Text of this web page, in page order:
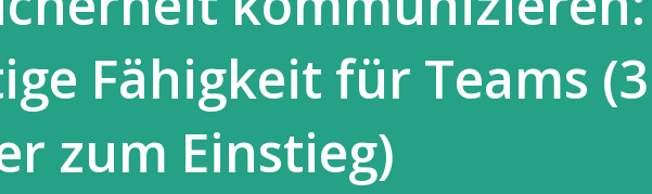
Fähigkeit für Teams (3
zum Einstieg)